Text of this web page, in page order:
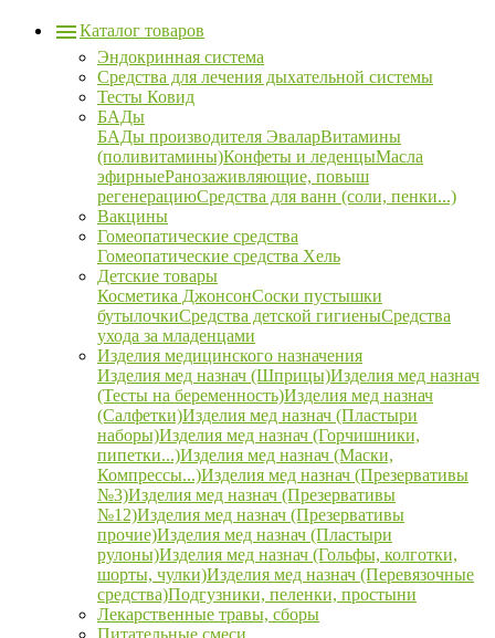
Каталог товаров
Эндокринная система
Средства для лечения дыхательной системы
Тесты Ковид
БАДы
БАДы производителя ЭваларВитамины
(поливитамины)Конфеты и леденцыМасла
эфирныеРанозаживляющие, повыш
регенерациюСредства для ванн (соли, пенки...)
Вакцины
Гомеопатические средства
Гомеопатические средства Хель
Детские товары
Косметика ДжонсонСоски пустышки
бутылочкиСредства детской гигиеныСредства
ухода за младенцами
Изделия медицинского назначения
Изделия мед назнач (Шприцы)Изделия мед назнач
(Тесты на беременность)Изделия мед назнач
(Салфетки)Изделия мед назнач (Пластыри
наборы)Изделия мед назнач (Горчишники,
пипетки...)Изделия мед назнач (Маски,
Компрессы...)Изделия мед назнач (Презервативы
№3)Изделия мед назнач (Презервативы
№12)Изделия мед назнач (Презервативы
прочие)Изделия мед назнач (Пластыри
рулоны)Изделия мед назнач (Гольфы, колготки,
шорты, чулки)Изделия мед назнач (Перевязочные
средства)Подгузники, пеленки, простыни
Лекарственные травы, сборы